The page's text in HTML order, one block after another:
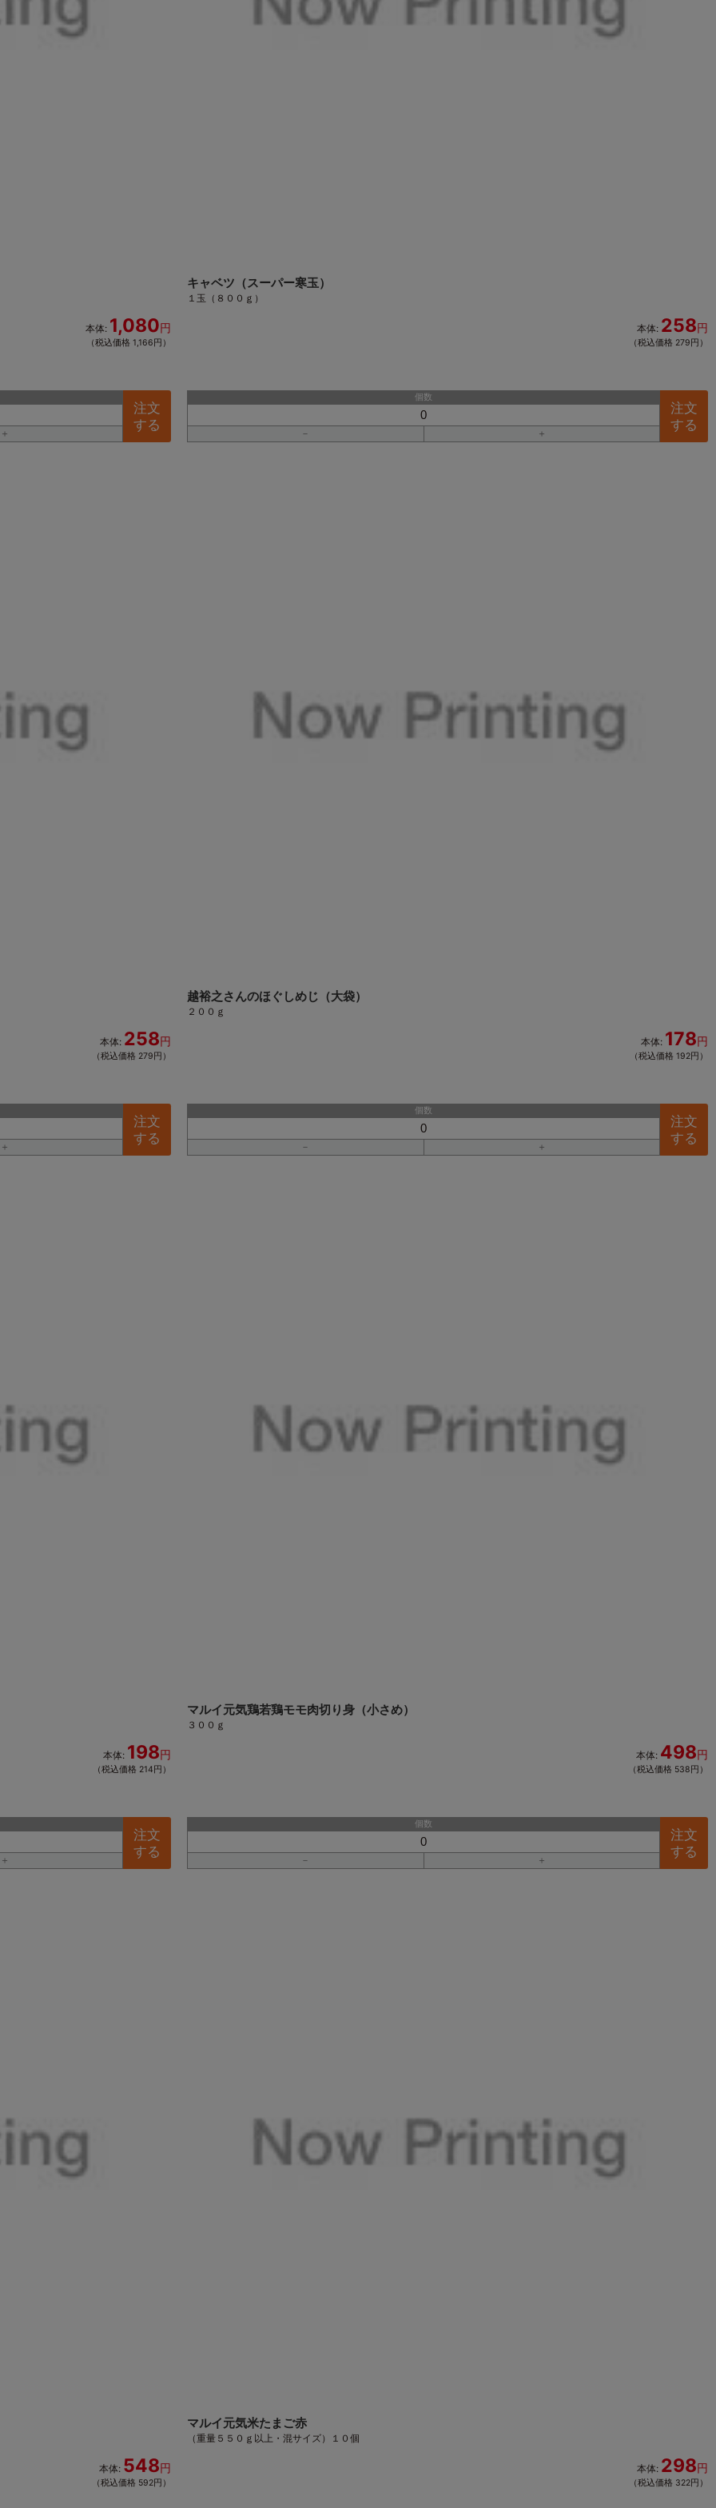
本体: 1,080円
（税込価格 1,166円）
＋
注文
する
キャベツ（スーパー寒玉）
１玉（８００ｇ）
本体: 258円
（税込価格 279円）
個数
－ ＋
注文
する
本体: 258円
（税込価格 279円）
＋
注文
する
越裕之さんのほぐしめじ（大袋）
２００ｇ
本体: 178円
（税込価格 192円）
個数
－ ＋
注文
する
本体: 198円
（税込価格 214円）
＋
注文
する
マルイ元気鶏若鶏モモ肉切り身（小さめ）
３００ｇ
本体: 498円
（税込価格 538円）
個数
－ ＋
注文
する
本体: 548円
（税込価格 592円）
マルイ元気米たまご赤
（重量５５０ｇ以上・混サイズ）１０個
本体: 298円
（税込価格 322円）